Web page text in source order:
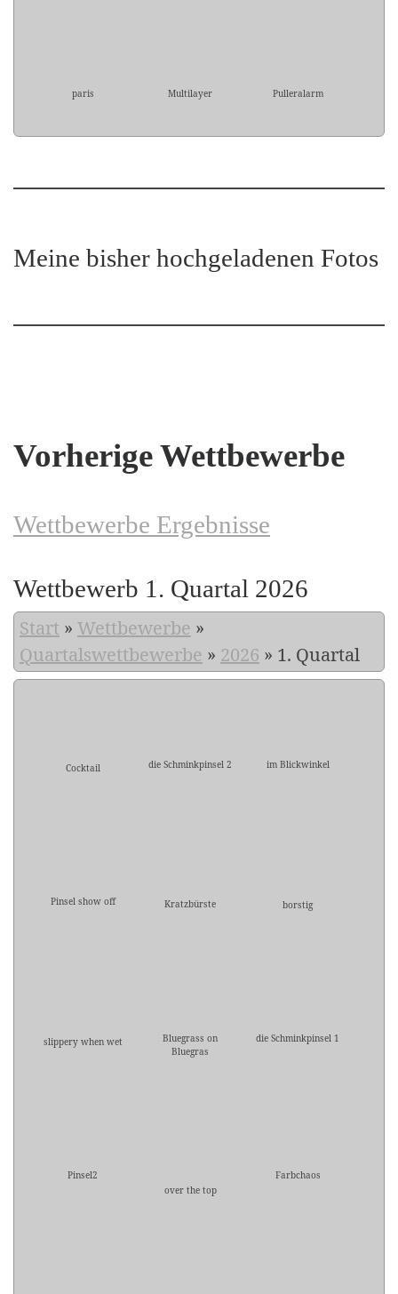
paris Multilayer Pulleralarm
Meine bisher hochgeladenen Fotos
Vorherige Wettbewerbe
Wettbewerbe Ergebnisse
Wettbewerb 1. Quartal 2026
Start » Wettbewerbe »
Quartalswettbewerbe » 2026 » 1. Quartal
Cocktail die Schminkpinsel 2 im Blickwinkel
Pinsel show off Kratzbürste borstig
slippery when wet
Bluegrass on
Bluegras
die Schminkpinsel 1
Pinsel2
over the top
Farbchaos